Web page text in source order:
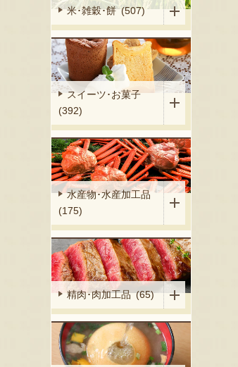
米･雑穀･餅 (507)
スイーツ･お菓子
(392)
水産物･水産加工品
(175)
精肉･肉加工品 (65)